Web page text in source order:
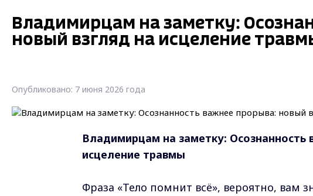
Владимирцам на заметку:
новый взгляд на исцеление
Опубликовано: 7 июня 2026 года
Владимирцам на заметку: Осознанность
исцеление травмы
Фраза «Тело помнит всё», вероятно, вам